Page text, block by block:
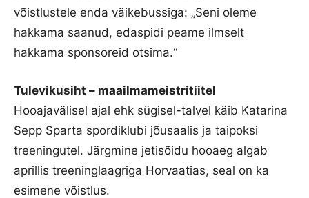
võistlustele enda väikebussiga: „Seni oleme
hakkama saanud, edaspidi peame ilmselt
hakkama sponsoreid otsima.“
Tulevikusiht – maailmameistritiitel
Hooajavälisel ajal ehk sügisel-talvel käib Katarina
Sepp Sparta spordiklubi jõusaalis ja taipoksi
treeningutel. Järgmine jetisõidu hooaeg algab
aprillis treeninglaagriga Horvaatias, seal on ka
esimene võistlus.